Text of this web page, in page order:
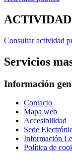
Consultar actividad
Servicios
Información
Contacto
Mapa web
Accesibilidad
Sede
Información
Política de